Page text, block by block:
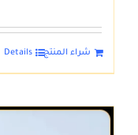
شراء المنتج Details